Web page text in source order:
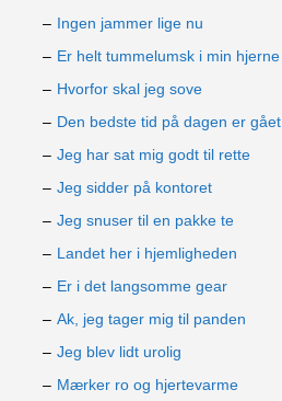
Ingen jammer lige nu
Er helt tummelumsk i min hjerne
Hvorfor skal jeg sove
Den bedste tid på dagen er gået
Jeg har sat mig godt til rette
Jeg sidder på kontoret
Jeg snuser til en pakke te
Landet her i hjemligheden
Er i det langsomme gear
Ak, jeg tager mig til panden
Jeg blev lidt urolig
Mærker ro og hjertevarme